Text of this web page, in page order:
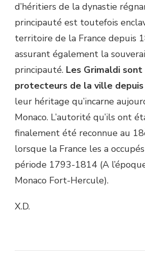
d’héritiers de la dynastie
principauté est toutefois
territoire de la France depuis
assurant également la
principauté. Les Grimaldi
protecteurs de la ville
leur héritage qu’incarne
Monaco. L’autorité qu’ils ont
finalement été reconnue au
lorsque la France les a
période 1793-1814 (A
Monaco Fort-Hercule).
X.D.